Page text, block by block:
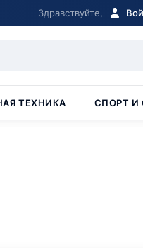
Здравствуйте,
ТЕХНИКА СПОРТ И